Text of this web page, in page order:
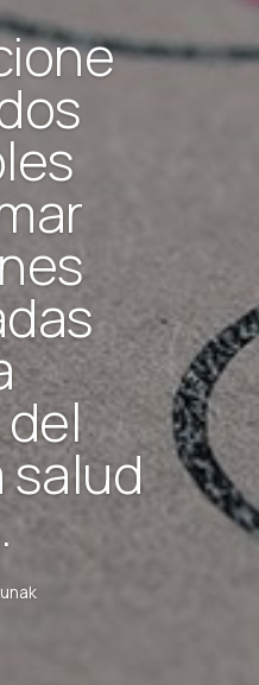
salud